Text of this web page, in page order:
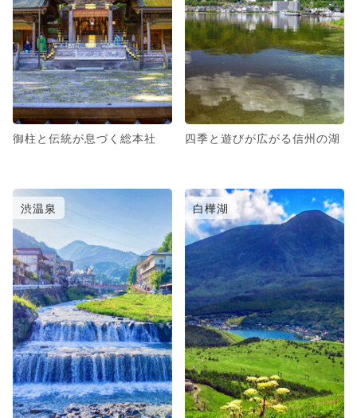
御柱と伝統が息づく総本社 四季と遊びが広がる信州の湖
渋温泉 白樺湖